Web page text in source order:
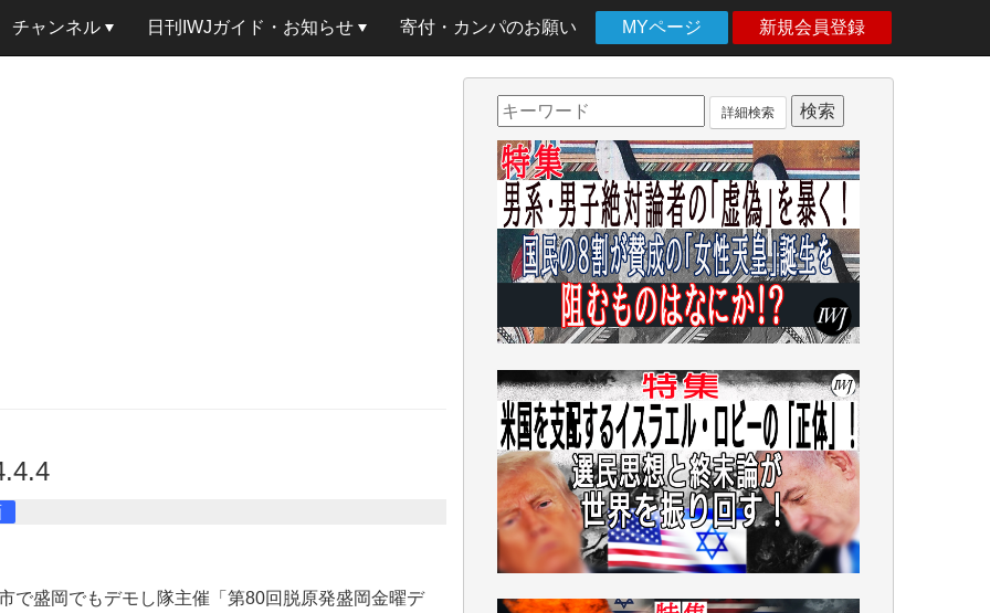
チャンネル 日刊IWJガイド・お知らせ 寄付・カンパのお願い MYページ 新規会員登録
盛岡でもデモし隊主催「第80回脱原発盛岡金曜デ
詳細検索